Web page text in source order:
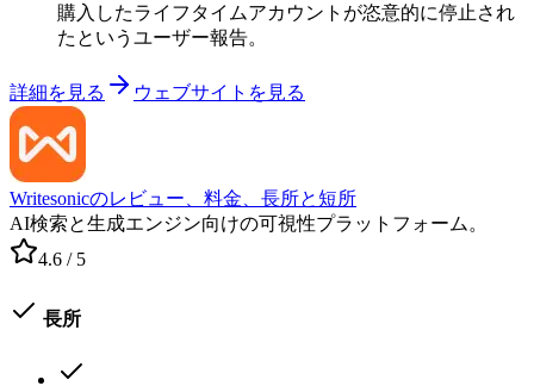
購入したライフタイムアカウントが恣意的に停止され
たというユーザー報告。
詳細を見る ウェブサイトを見る
Writesonicのレビュー、料金、長所と短所
AI検索と生成エンジン向けの可視性プラットフォーム。
4.6 / 5
長所